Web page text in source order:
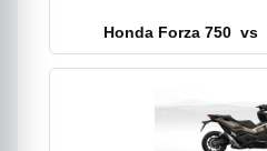
Honda Forza 750 vs